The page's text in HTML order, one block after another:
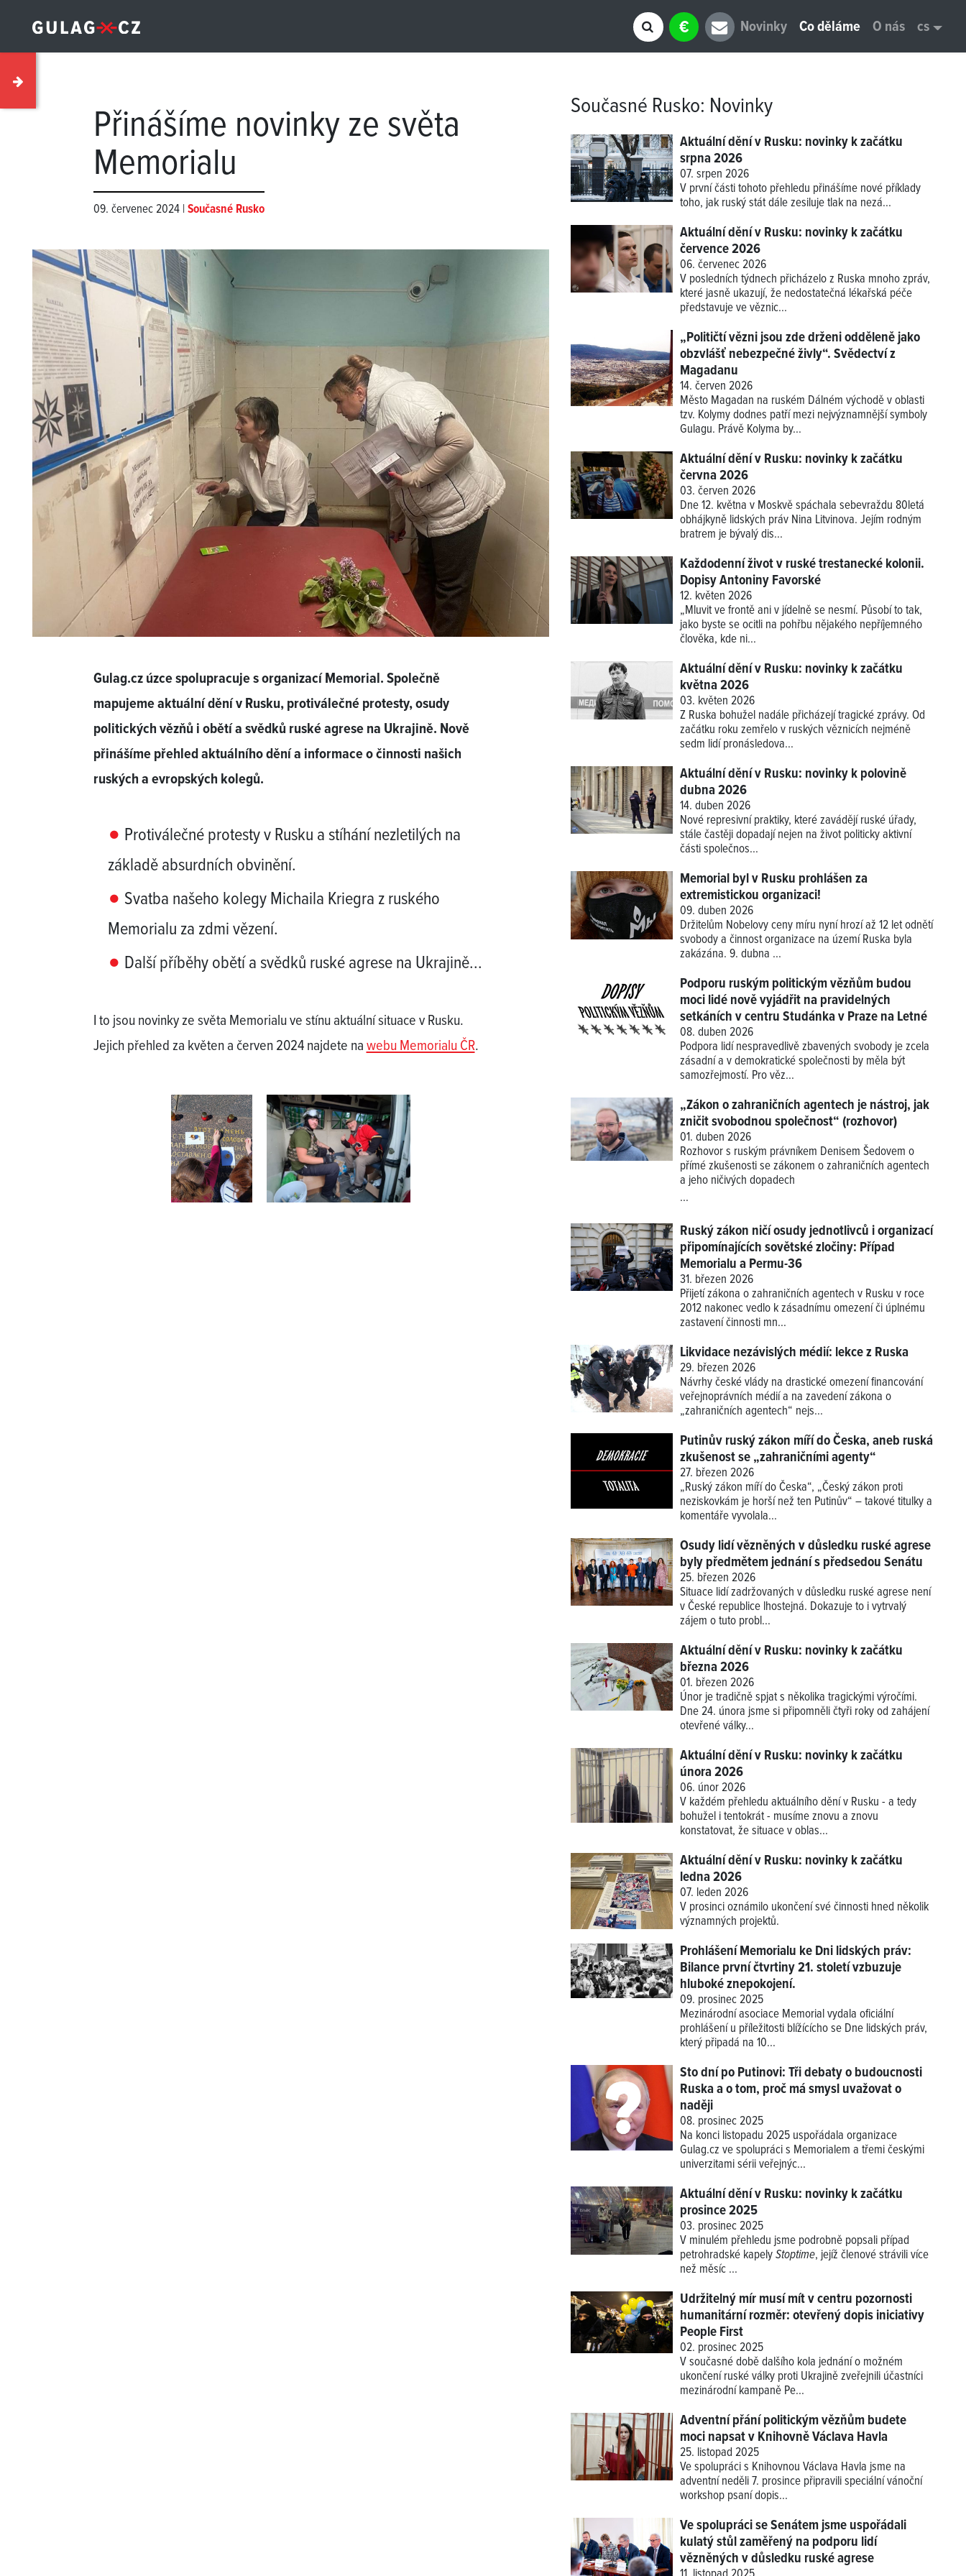
€ Novinky Co děláme O nás cs
Přinášíme novinky ze světa
Memorialu
09. červenec 2024 | Současné Rusko
Gulag.cz úzce spolupracuje s organizací Memorial. Společně
mapujeme aktuální dění v Rusku, protiválečné protesty, osudy
politických vězňů i obětí a svědků ruské agrese na Ukrajině. Nově
přinášíme přehled aktuálního dění a informace o činnosti našich
ruských a evropských kolegů.
Protiválečné protesty v Rusku a stíhání nezletilých na
základě absurdních obvinění.
Svatba našeho kolegy Michaila Kriegra z ruského
Memorialu za zdmi vězení.
Další příběhy obětí a svědků ruské agrese na Ukrajině...
I to jsou novinky ze světa Memorialu ve stínu aktuální situace v Rusku.
Jejich přehled za květen a červen 2024 najdete nawebu Memorialu ČR.
Současné Rusko: Novinky
Aktuální dění v Rusku: novinky k začátku
srpna 2026
07. srpen 2026
V první části tohoto přehledu přinášíme nové příklady
toho, jak ruský stát dále zesiluje tlak na nezá...
Aktuální dění v Rusku: novinky k začátku
července 2026
06. červenec 2026
V posledních týdnech přicházelo z Ruska mnoho zpráv,
které jasně ukazují, že nedostatečná lékařská péče
představuje ve věznic...
„Političtí vězni jsou zde drženi odděleně jako
obzvlášť nebezpečné živly“. Svědectví z
Magadanu
14. červen 2026
Město Magadan na ruském Dálném východě v oblasti
tzv. Kolymy dodnes patří mezi nejvýznamnější symboly
Gulagu. Právě Kolyma by...
Aktuální dění v Rusku: novinky k začátku
června 2026
03. červen 2026
Dne 12. května v Moskvě spáchala sebevraždu 80letá
obhájkyně lidských práv Nina Litvinova. Jejím rodným
bratrem je bývalý dis...
Každodenní život v ruské trestanecké kolonii.
Dopisy Antoniny Favorské
12. květen 2026
„Mluvit ve frontě ani v jídelně se nesmí. Působí to tak,
jako byste se ocitli na pohřbu nějakého nepříjemného
člověka, kde ni...
Aktuální dění v Rusku: novinky k začátku
května 2026
03. květen 2026
Z Ruska bohužel nadále přicházejí tragické zprávy. Od
začátku roku zemřelo v ruských věznicích nejméně
sedm lidí pronásledova...
Aktuální dění v Rusku: novinky k polovině
dubna 2026
14. duben 2026
Nové represivní praktiky, které zavádějí ruské úřady,
stále častěji dopadají nejen na život politicky aktivní
části společnos...
Memorial byl v Rusku prohlášen za
extremistickou organizaci!
09. duben 2026
Držitelům Nobelovy ceny míru nyní hrozí až 12 let odnětí
svobody a činnost organizace na území Ruska byla
zakázána. 9. dubna ...
Podporu ruským politickým vězňům budou
moci lidé nově vyjádřit na pravidelných
setkáních v centru Studánka v Praze na Letné
08. duben 2026
Podpora lidí nespravedlivě zbavených svobody je zcela
zásadní a v demokratické společnosti by měla být
samozřejmostí. Pro věz...
„Zákon o zahraničních agentech je nástroj, jak
zničit svobodnou společnost“ (rozhovor)
01. duben 2026
Rozhovor s ruským právníkem Denisem Šedovem o
přímé zkušenosti se zákonem o zahraničních agentech
a jeho ničivých dopadech
...
Ruský zákon ničí osudy jednotlivců i organizací
připomínajících sovětské zločiny: Případ
Memorialu a Permu-36
31. březen 2026
Přijetí zákona o zahraničních agentech v Rusku v roce
2012 nakonec vedlo k zásadnímu omezení či úplnému
zastavení činnosti mn...
Likvidace nezávislých médií: lekce z Ruska
29. březen 2026
Návrhy české vlády na drastické omezení financování
veřejnoprávních médií a na zavedení zákona o
„zahraničních agentech“ nejs...
Putinův ruský zákon míří do Česka, aneb ruská
zkušenost se „zahraničními agenty“
27. březen 2026
„Ruský zákon míří do Česka“, „Český zákon proti
neziskovkám je horší než ten Putinův“ – takové titulky a
komentáře vyvolala...
Osudy lidí vězněných v důsledku ruské agrese
byly předmětem jednání s předsedou Senátu
25. březen 2026
Situace lidí zadržovaných v důsledku ruské agrese není
v České republice lhostejná. Dokazuje to i vytrvalý
zájem o tuto probl...
Aktuální dění v Rusku: novinky k začátku
března 2026
01. březen 2026
Únor je tradičně spjat s několika tragickými výročími.
Dne 24. února jsme si připomněli čtyři roky od zahájení
otevřené války...
Aktuální dění v Rusku: novinky k začátku
února 2026
06. únor 2026
V každém přehledu aktuálního dění v Rusku - a tedy
bohužel i tentokrát - musíme znovu a znovu
konstatovat, že situace v oblas...
Aktuální dění v Rusku: novinky k začátku
ledna 2026
07. leden 2026
V prosinci oznámilo ukončení své činnosti hned několik
významných projektů.
Prohlášení Memorialu ke Dni lidských práv:
Bilance první čtvrtiny 21. století vzbuzuje
hluboké znepokojení.
09. prosinec 2025
Mezinárodní asociace Memorial vydala oficiální
prohlášení u příležitosti blížícícho se Dne lidských práv,
který připadá na 10...
Sto dní po Putinovi: Tři debaty o budoucnosti
Ruska a o tom, proč má smysl uvažovat o
naději
08. prosinec 2025
Na konci listopadu 2025 uspořádala organizace
Gulag.cz ve spolupráci s Memorialem a třemi českými
univerzitami sérii veřejnýc...
Aktuální dění v Rusku: novinky k začátku
prosince 2025
03. prosinec 2025
V minulém přehledu jsme podrobně popsali případ
petrohradské kapelyStoptime, jejíž členové strávili více
než měsíc ...
Udržitelný mír musí mít v centru pozornosti
humanitární rozměr: otevřený dopis iniciativy
People First
02. prosinec 2025
V současné době dalšího kola jednání o možném
ukončení ruské války proti Ukrajině zveřejnili účastníci
mezinárodní kampaně Pe...
Adventní přání politickým vězňům budete
moci napsat v Knihovně Václava Havla
25. listopad 2025
Ve spolupráci s Knihovnou Václava Havla jsme na
adventní neděli 7. prosince připravili speciální vánoční
workshop psaní dopis...
Ve spolupráci se Senátem jsme uspořádali
kulatý stůl zaměřený na podporu lidí
vězněných v důsledku ruské agrese